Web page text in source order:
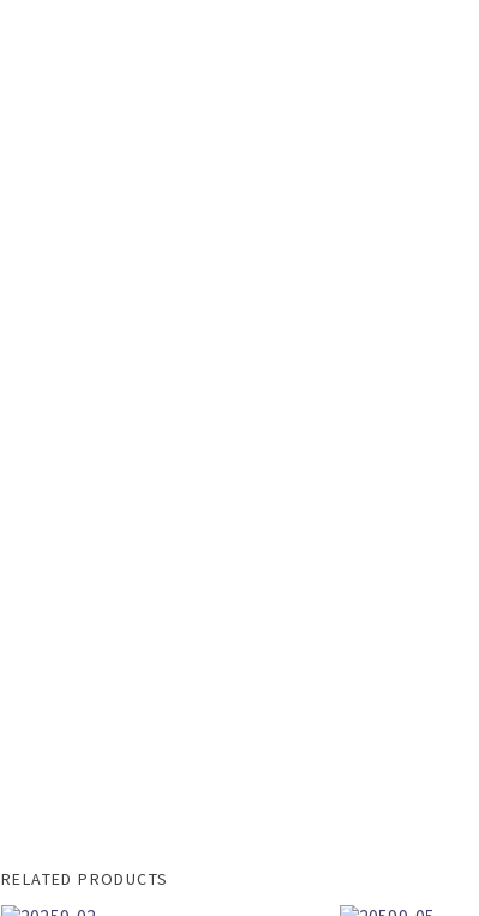
RELATED PRODUCTS